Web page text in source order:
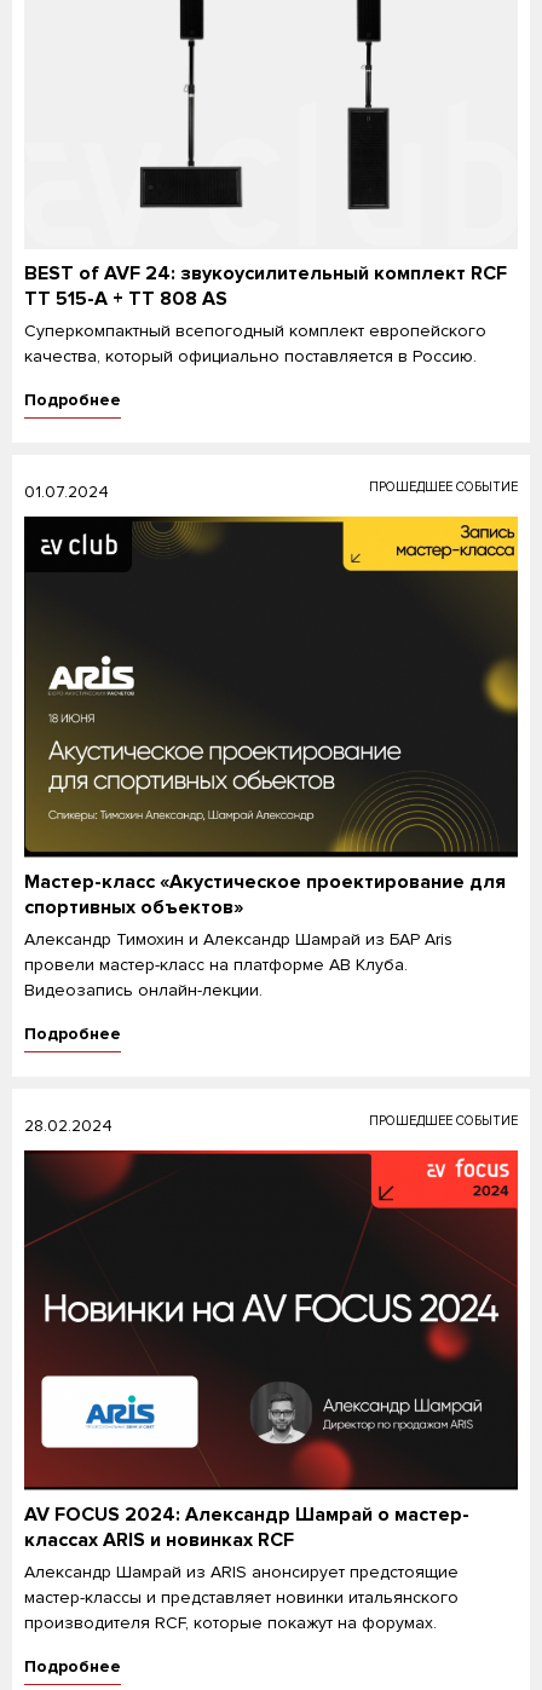
BEST of AVF 24: звукоусилительный комплект RCF
TT 515-A + TT 808 AS
Суперкомпактный всепогодный комплект европейского
качества, который официально поставляется в Россию.
Подробнее
01.07.2024 ПРОШЕДШЕЕ СОБЫТИЕ
Мастер-класс «Акустическое проектирование для
спортивных объектов»
Александр Тимохин и Александр Шамрай из БАР Aris
провели мастер-класс на платформе АВ Клуба.
Видеозапись онлайн-лекции.
Подробнее
28.02.2024 ПРОШЕДШЕЕ СОБЫТИЕ
AV FOCUS 2024: Александр Шамрай о мастер-
классах ARIS и новинках RCF
Александр Шамрай из ARIS анонсирует предстоящие
мастер-классы и представляет новинки итальянского
производителя RCF, которые покажут на форумах.
Подробнее